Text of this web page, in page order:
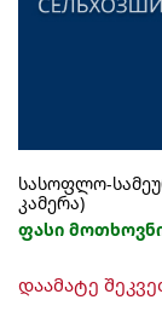
სასოფლო-
კამერა)
ფასი
დაამატე